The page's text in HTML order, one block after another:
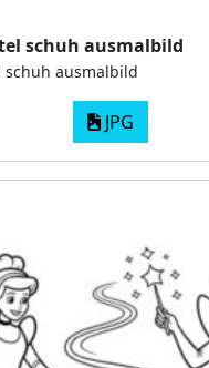
schuh ausmalbild
ausmalbild
JPG